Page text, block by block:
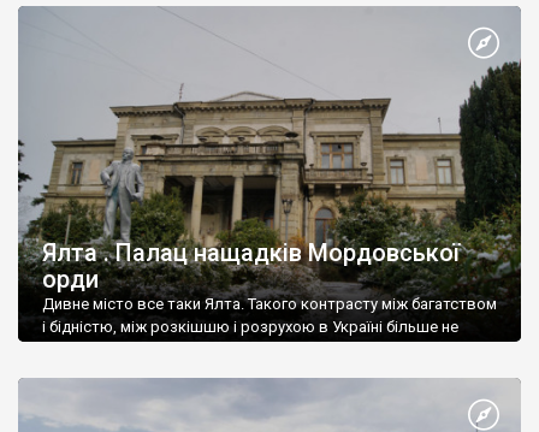
Ялта . Палац нащадків Мордовської
орди
Дивне місто все таки Ялта. Такого контрасту між багатством
і бідністю, між розкішшю і розрухою в Україні більше не